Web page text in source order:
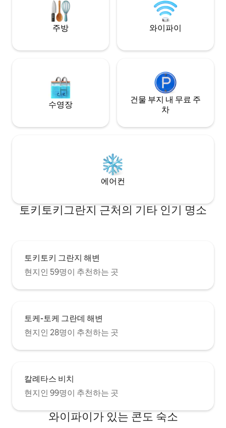
주방 와이파이
수영장
건물 부지 내 무료 주
차
에어컨
토키토키그란지 근처의 기타 인기 명소
토키토키 그란지 해변
현지인 59명이 추천하는 곳
토케-토케 그란데 해변
현지인 28명이 추천하는 곳
칼례타스 비치
현지인 99명이 추천하는 곳
와이파이가 있는 콘도 숙소